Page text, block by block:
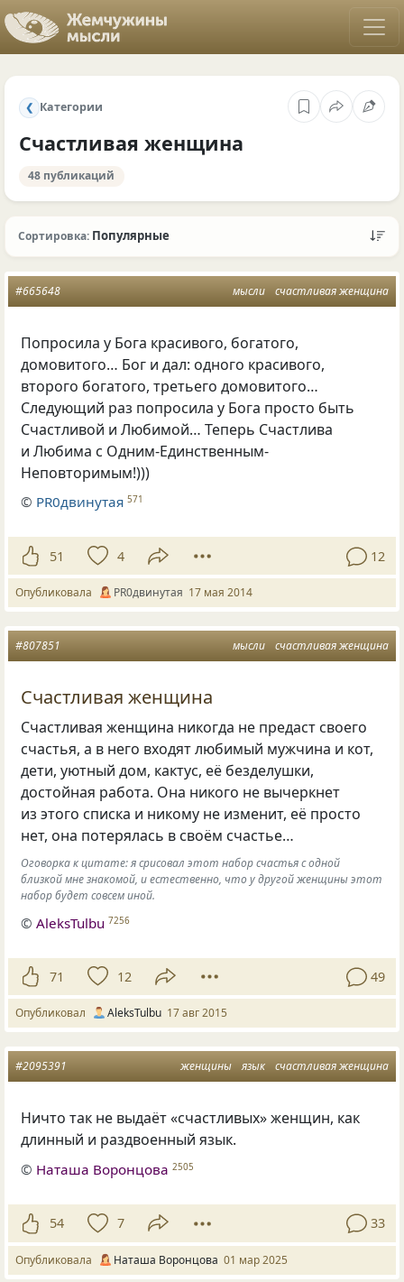
❮ Категории
Счастливая женщина
48 публикаций
Сортировка: Популярные
мысли счастливая женщина
#665648
Попросила у Бога красивого, богатого,
домовитого… Бог и дал: одного красивого,
второго богатого, третьего домовитого…
Следующий раз попросила у Бога просто быть
Счастливой и Любимой… Теперь Счастлива
и Любима с Одним-Единственным-
Неповторимым!)))
© PR0двинутая 571
51 4 12
Опубликовала PR0двинутая 17 мая 2014
мысли счастливая женщина
#807851
Счастливая женщина
Счастливая женщина никогда не предаст своего
счастья, а в него входят любимый мужчина и кот,
дети, уютный дом, кактус, её безделушки,
достойная работа. Она никого не вычеркнет
из этого списка и никому не изменит, её просто
нет, она потерялась в своём счастье…
Оговорка к цитате: я срисовал этот набор счастья с одной
близкой мне знакомой, и естественно, что у другой женщины этот
набор будет совсем иной.
©AleksTulbu 7256
71 12 49
Опубликовал AleksTulbu 17 авг 2015
женщины язык счастливая женщина
#2095391
Ничто так не выдаёт «счастливых» женщин, как
длинный и раздвоенный язык.
© Наташа Воронцова 2505
54 7 33
Опубликовала Наташа Воронцова 01 мар 2025